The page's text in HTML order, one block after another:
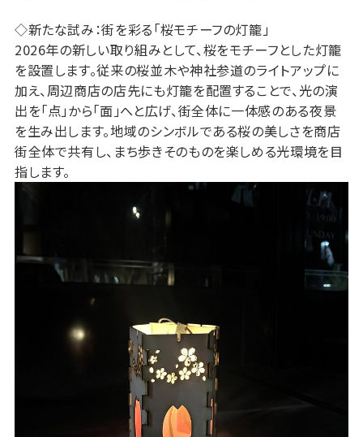
◇新たな試み：街を彩る「桜モチーフの灯籠」
2026年の新しい取り組みとして、桜をモチーフとした灯籠
を設置します。従来の桜並木や神社参道のライトアップに
加え、周辺商店の店先にも灯籠を配置することで、光の演
出を「点」から「面」へと広げ、街全体に一体感のある夜景
を生み出します。地域のシンボルである桜の美しさを商店
街全体で共有し、まち歩きそのものを楽しめる光環境を目
指します。